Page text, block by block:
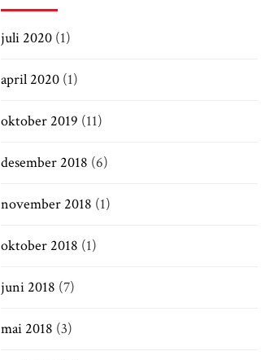
juli 2020 (1)
april 2020 (1)
oktober 2019 (11)
desember 2018 (6)
november 2018 (1)
oktober 2018 (1)
juni 2018 (7)
mai 2018 (3)